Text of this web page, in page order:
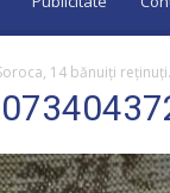
14 bănuiți